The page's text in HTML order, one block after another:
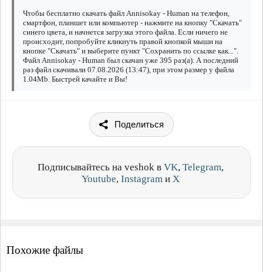
Чтобы бесплатно скачать файл Annisokay - Human на телефон,
смартфон, планшет или компьютер - нажмите на кнопку "Скачать"
синего цвета, и начнется загрузка этого файла. Если ничего не
происходит, попробуйте кликнуть правой кнопкой мыши на
кнопке "Скачать" и выберите пункт "Сохранить по ссылке как...".
Файл Annisokay - Human был скачан уже 395 раз(а). А последний
раз файл скачивали 07.08.2026 (13:47), при этом размер у файла
1.04Mb. Быстрей качайте и Вы!
Поделиться
Подписывайтесь на veshok в VK, Telegram,
Youtube, Instagram и X
Похожие файлы